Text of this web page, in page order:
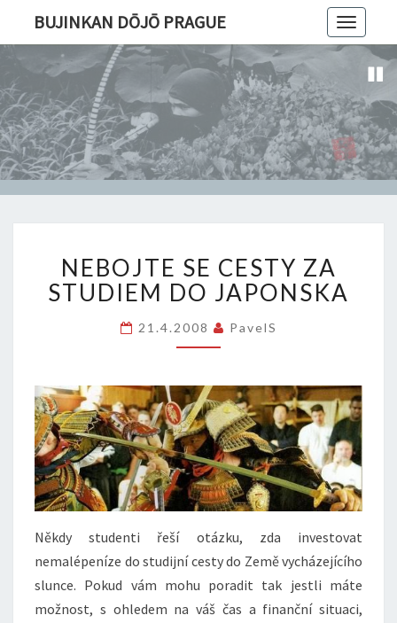
Toggle
BUJINKAN DŌJŌ PRAGUE
SE
CESTY
ZA
STUDIEM
DO
NEBOJTE SE CESTY ZA
STUDIEM DO JAPONSKA
21.4.2008 PavelS
Někdy studenti řeší otázku, zda investovat
nemalépeníze do studijní cesty do Země vycházejícího
slunce. Pokud vám mohu poradit tak jestli máte
možnost, s ohledem na váš čas a finanční situaci,